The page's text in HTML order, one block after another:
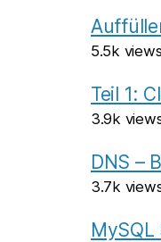
5.5k views
Teil 1:
3.9k
DNS –
3.7k
MySQL